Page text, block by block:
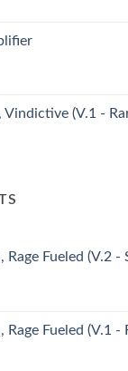
Vindictive (V.1 -
Rage Fueled (V.2 -
Rage Fueled (V.1 -